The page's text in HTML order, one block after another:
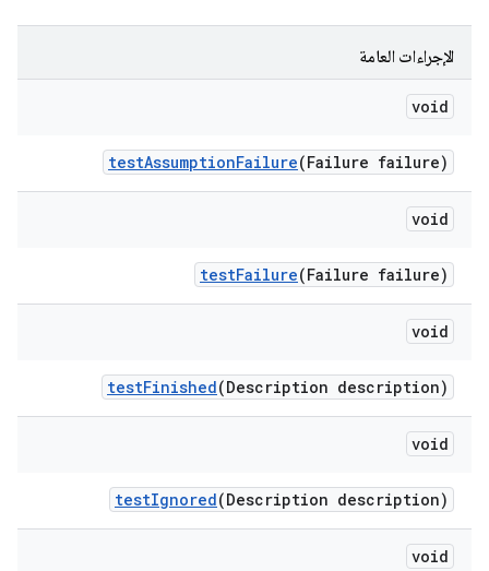
الإجراءات العامة
void
testAssumptionFailure(Failure failure)
void
testFailure(Failure failure)
void
testFinished(Description description)
void
testIgnored(Description description)
void